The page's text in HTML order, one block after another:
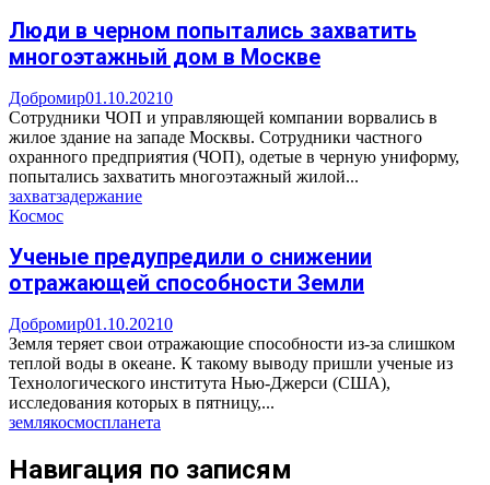
Люди в черном попытались захватить
многоэтажный дом в Москве
Добромир01.10.20210
Сотрудники ЧОП и управляющей компании ворвались в
жилое здание на западе Москвы. Сотрудники частного
охранного предприятия (ЧОП), одетые в черную униформу,
попытались захватить многоэтажный жилой...
захватзадержание
Космос
Ученые предупредили о снижении
отражающей способности Земли
Добромир01.10.20210
Земля теряет свои отражающие способности из-за слишком
теплой воды в океане. К такому выводу пришли ученые из
Технологического института Нью-Джерси (США),
исследования которых в пятницу,...
землякосмоспланета
Навигация по записям